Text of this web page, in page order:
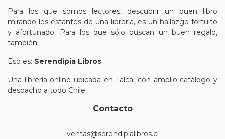
Para los que somos lectores, descubrir un buen libro
mirando los estantes de una librería, es un hallazgo fortuito
y afortunado. Para los que sólo buscan un buen regalo,
también.
Eso es: Serendipia Libros.
Una librería online ubicada en Talca, con amplio catálogo y
despacho a todo Chile.
Contacto
ventas@serendipialibros.cl